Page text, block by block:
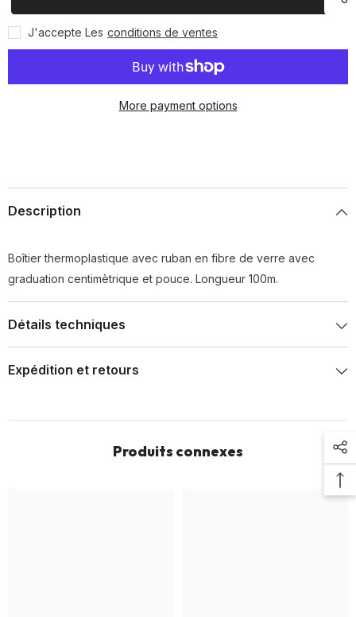
ruban
100
mètres
ruban
100
mètres
J'accepte Les conditions de ventes
More payment options
Description
Boîtier thermoplastique avec ruban en fibre de verre avec
graduation centimètrique et pouce. Longueur 100m.
Détails techniques
Expédition et retours
Produits connexes